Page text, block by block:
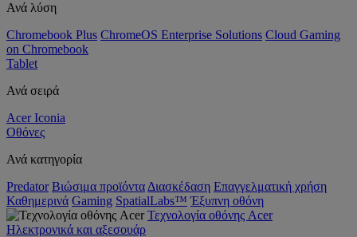
Ανά λύση
Chromebook Plus ChromeOS Enterprise Solutions Cloud Gaming
on Chromebook
Tablet
Ανά σειρά
Acer Iconia
Οθόνες
Ανά κατηγορία
Predator Βιώσιμα προϊόντα Διασκέδαση Επαγγελματική χρήση
Καθημερινά Gaming SpatialLabs™ Έξυπνη οθόνη
Τεχνολογία οθόνης Acer
Ηλεκτρονικά και αξεσουάρ